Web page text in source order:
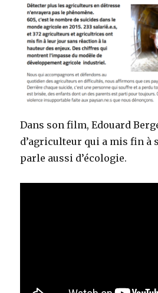
Dans son film, Edouard
d’agriculteur qui a mis fin à
parle aussi d’écologie.